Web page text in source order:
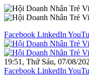
Facebook LinkedIn
19:51, Thứ Sáu, 07/08/
Facebook LinkedIn